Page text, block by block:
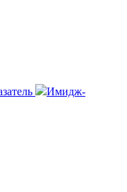
Имидж-